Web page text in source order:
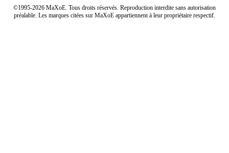
©1995-2026 MaXoE. Tous droits réservés. Reproduction interdite sans autorisation
préalable. Les marques citées sur MaXoE appartiennent à leur propriétaire respectif.